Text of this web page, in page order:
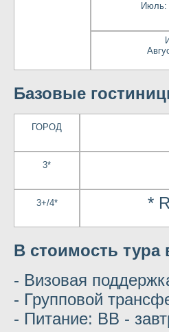
Июль:
Базовые
ГОРОД
3*
3+/4* *
В стоимость тура
- Визовая
- Групповой
- Питание: ВВ -